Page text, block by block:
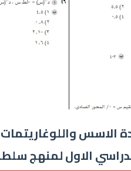
الاسس
الاول لمنهج